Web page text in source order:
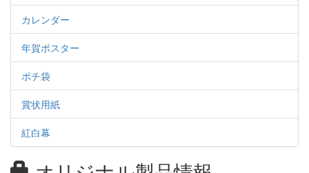
カレンダー
年賀ポスター
ポチ袋
賞状用紙
紅白幕